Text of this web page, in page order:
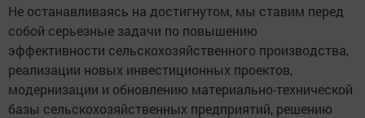
Не останавливаясь на достигнутом, мы ставим перед
собой серьезные задачи по повышению
эффективности сельскохозяйственного производства,
реализации новых инвестиционных проектов,
модернизации и обновлению материально-технической
базы сельскохозяйственных предприятий, решению